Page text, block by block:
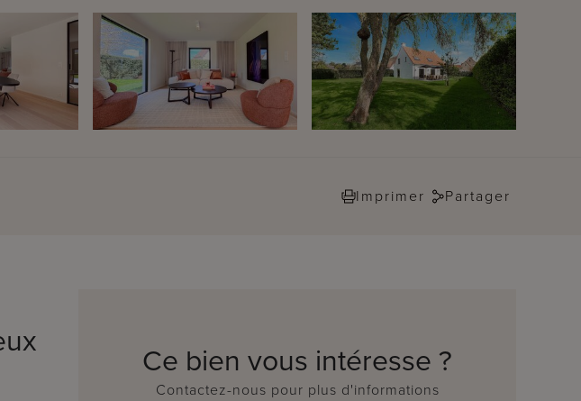
Imprimer Partager
Ce bien vous intéresse ?
Contactez-nous pour plus d'informations